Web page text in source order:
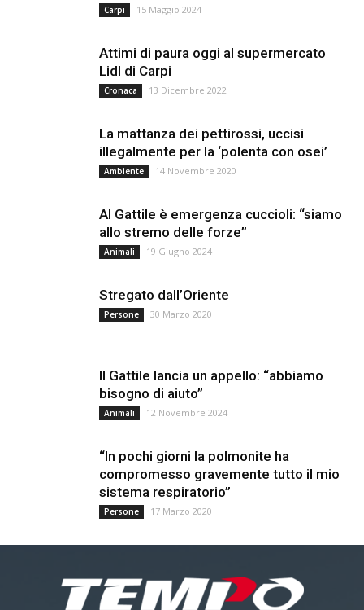
Carpi 15 Maggio 2024
Attimi di paura oggi al supermercato
Lidl di Carpi
Cronaca 13 Dicembre 2022
La mattanza dei pettirossi, uccisi
illegalmente per la ‘polenta con osei’
Ambiente 14 Novembre 2020
Al Gattile è emergenza cuccioli: “siamo
allo stremo delle forze”
Animali 19 Giugno 2024
Stregato dall’Oriente
Persone 30 Marzo 2020
Il Gattile lancia un appello: “abbiamo
bisogno di aiuto”
Animali 12 Novembre 2024
“In pochi giorni la polmonite ha
compromesso gravemente tutto il mio
sistema respiratorio”
Persone 17 Marzo 2020